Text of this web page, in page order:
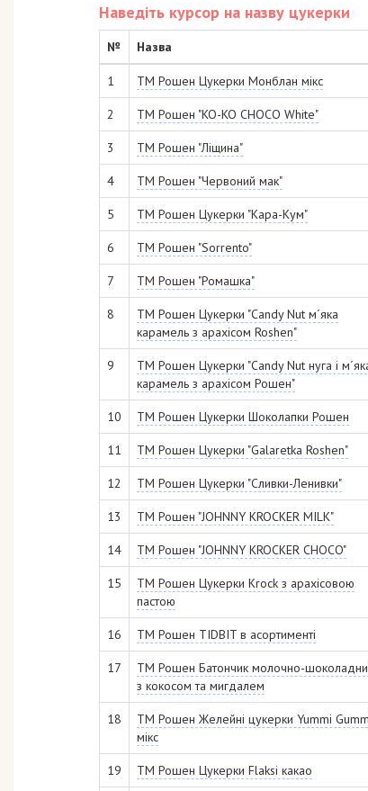
Наведіть курсор на назву цукерки
№ Назва
1 ТМ Рошен Цукерки Монблан мікс
2 ТМ Рошен "KO-KO CHOCO White"
3 ТМ Рошен "Ліщина"
4 ТМ Рошен "Червоний мак"
5 ТМ Рошен Цукерки "Кара-Кум"
6 ТМ Рошен "Sorrento"
7 ТМ Рошен "Ромашка"
8
ТМ Рошен Цукерки "Candy Nut м´яка
карамель з арахісом Roshen"
9
ТМ Рошен Цукерки "Candy Nut нуга і
карамель з арахісом Рошен"
10 ТМ Рошен Цукерки Шоколапки Рошен
11 ТМ Рошен Цукерки "Galaretka Roshen"
12 ТМ Рошен Цукерки "Сливки-Ленивки"
13 ТМ Рошен "JOHNNY KROCKER MILK"
14 ТМ Рошен "JOHNNY KROCKER CHOCO"
15
ТМ Рошен Цукерки Krock з арахісовою
пастою
16 ТМ Рошен TIDBIT в асортименті
17
ТМ Рошен Батончик молочно-
з кокосом та мигдалем
18
ТМ Рошен Желейні цукерки Yummi
мікс
19 ТМ Рошен Цукерки Flaksi какао